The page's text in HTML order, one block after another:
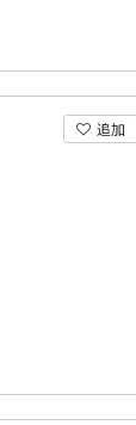
追加